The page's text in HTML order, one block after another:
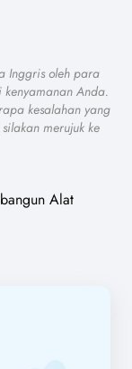
Inggris oleh para
Anda.
kesalahan yang
merujuk ke
Alat